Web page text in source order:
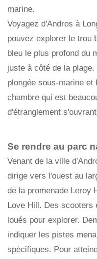
marine.
Voyagez d'Andros à
pouvez explorer le trou
bleu le plus profond du
juste à côté de la
plongée sous-marine et
chambre qui est
d'étranglement
Se rendre au parc
Venant de la ville
dirige vers l'ouest au
de la promenade Leroy
Love Hill. Des scooters
loués pour explorer.
indiquer les pistes
spécifiques. Pour